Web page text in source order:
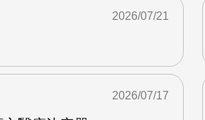
2026/07/21
2026/07/17